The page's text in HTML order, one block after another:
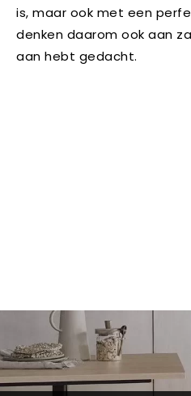
is, maar ook met een
denken daarom ook aan
aan hebt gedacht.